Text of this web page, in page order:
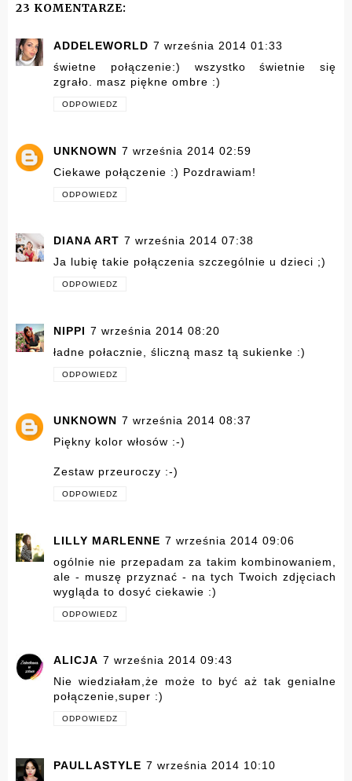
23 KOMENTARZE:
ADDELEWORLD 7 września 2014 01:33
świetne połączenie:) wszystko świetnie się
zgrało. masz piękne ombre :)
ODPOWIEDZ
UNKNOWN 7 września 2014 02:59
Ciekawe połączenie :) Pozdrawiam!
ODPOWIEDZ
DIANA ART 7 września 2014 07:38
Ja lubię takie połączenia szczególnie u dzieci ;)
ODPOWIEDZ
NIPPI 7 września 2014 08:20
ładne połacznie, śliczną masz tą sukienke :)
ODPOWIEDZ
UNKNOWN 7 września 2014 08:37
Piękny kolor włosów :-)
Zestaw przeuroczy :-)
ODPOWIEDZ
LILLY MARLENNE 7 września 2014 09:06
ogólnie nie przepadam za takim kombinowaniem,
ale - muszę przyznać - na tych Twoich zdjęciach
wygląda to dosyć ciekawie :)
ODPOWIEDZ
ALICJA 7 września 2014 09:43
Nie wiedziałam,że może to być aż tak genialne
połączenie,super :)
ODPOWIEDZ
PAULLASTYLE 7 września 2014 10:10